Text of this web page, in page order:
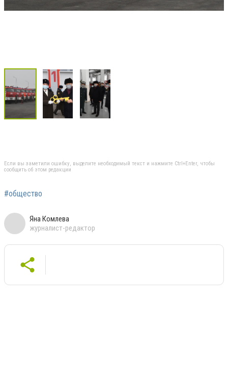
Если вы заметили ошибку, выделите необходимый текст и нажмите Ctrl+Enter, чтобы
сообщить об этом редакции
#общество
Яна Комлева
журналист-редактор